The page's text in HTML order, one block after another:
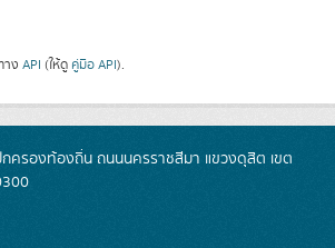
ง API (ให้ดู คู่มือ API).
กครองท้องถิ่น ถนนนครราชสีมา แขวงดุสิต เขต